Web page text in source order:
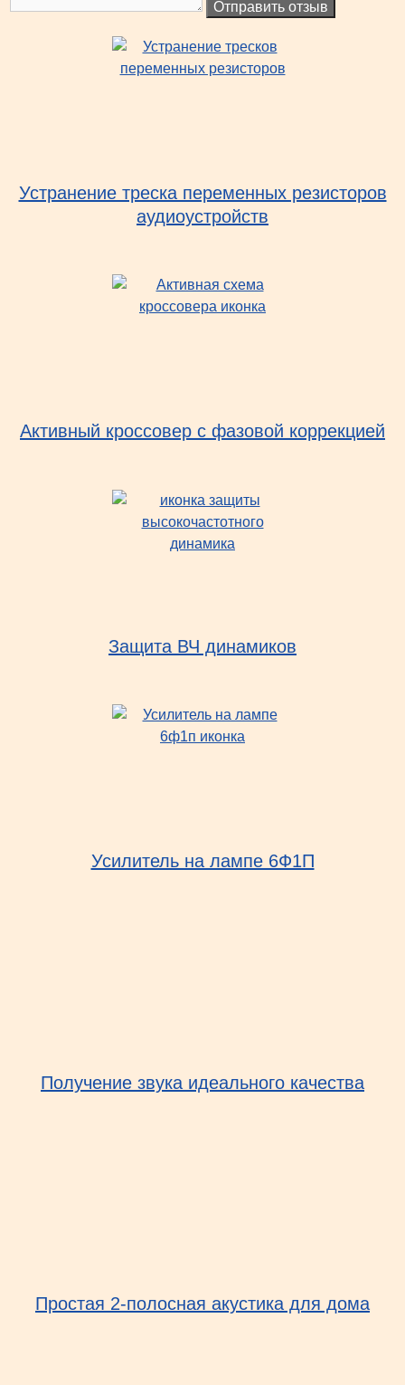
Отправить отзыв
Устранение треска переменных резисторов
аудиоустройств
Активный кроссовер с фазовой коррекцией
Защита ВЧ динамиков
Усилитель на лампе 6Ф1П
Получение звука идеального качества
Простая 2-полосная акустика для дома